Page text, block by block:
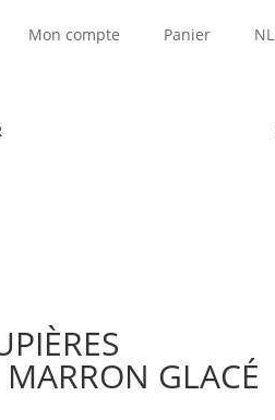
Mon compte Panier NL
GLACÉ